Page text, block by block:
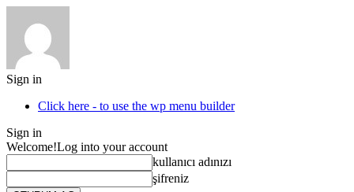
Sign in
Click here - to use the wp menu builder
Sign in
Welcome!Log into your account
kullanıcı adınızı
şifreniz